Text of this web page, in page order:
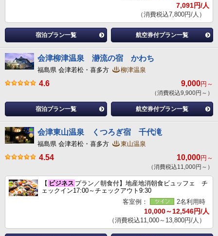
7,091円/人
（消費税込7,800円/人）
宿泊プラン一覧 航空券付プラン一覧
会津柳津温泉 瀞流の宿 かわち
福島県 会津若松・喜多方 柳津温泉
4.6 9,000円～
（消費税込9,900円～）
宿泊プラン一覧 航空券付プラン一覧
会津東山温泉 くつろぎ宿 千代滝
福島県 会津若松・喜多方 東山温泉
4.54 10,000円～
（消費税込11,000円～）
【 ビジネス プラン／朝食付】地産地消朝食ビュッフェ チ
ェックイン17:00～チェックアウト9:30
客室例：
2名利用時
10,000～12,546円/人
（消費税込11,000～13,800円/人）